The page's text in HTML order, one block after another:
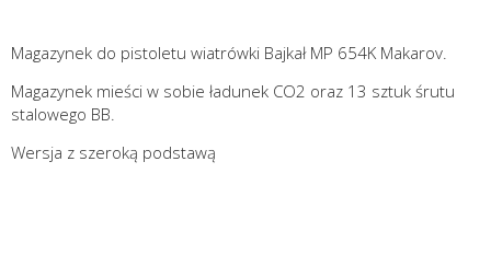
Magazynek do pistoletu wiatrówki Bajkał MP 654K Makarov.
Magazynek mieści w sobie ładunek CO2 oraz 13 sztuk śrutu
stalowego BB.
Wersja z szeroką podstawą